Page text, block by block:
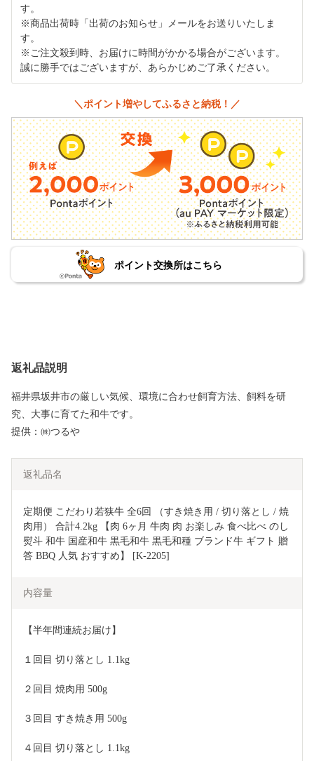
す。
※商品出荷時「出荷のお知らせ」メールをお送りいたしま
す。
※ご注文殺到時、お届けに時間がかかる場合がございます。
誠に勝手ではございますが、あらかじめご了承ください。
＼ポイント増やしてふるさと納税！／
ポイント交換所はこちら
返礼品説明
福井県坂井市の厳しい気候、環境に合わせ飼育方法、飼料を研
究、大事に育てた和牛です。
提供：㈱つるや
返礼品名
定期便 こだわり若狭牛 全6回 （すき焼き用 / 切り落とし / 焼
肉用） 合計4.2kg 【肉 6ヶ月 牛肉 肉 お楽しみ 食べ比べ のし
熨斗 和牛 国産和牛 黒毛和牛 黒毛和種 ブランド牛 ギフト 贈
答 BBQ 人気 おすすめ】 [K-2205]
内容量
【半年間連続お届け】
１回目 切り落とし 1.1kg
２回目 焼肉用 500g
３回目 すき焼き用 500g
４回目 切り落とし 1.1kg